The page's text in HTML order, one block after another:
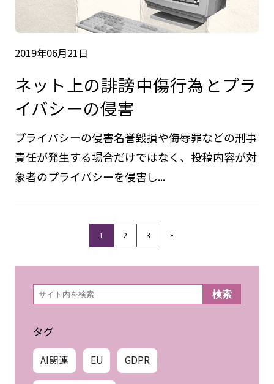
2019年06月21日
ネット上の誹謗中傷行為とプラ
イバシーの侵害
プライバシーの侵害名誉毀損や侮辱罪などの刑事
責任が発生する場合だけではなく、投稿内容が対
象者のプライバシーを侵害し...
1 2 3 »
検
索 検索
タグ
AI関連 EU GDPR